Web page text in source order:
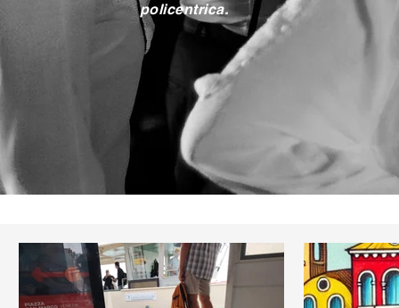
policentrica.